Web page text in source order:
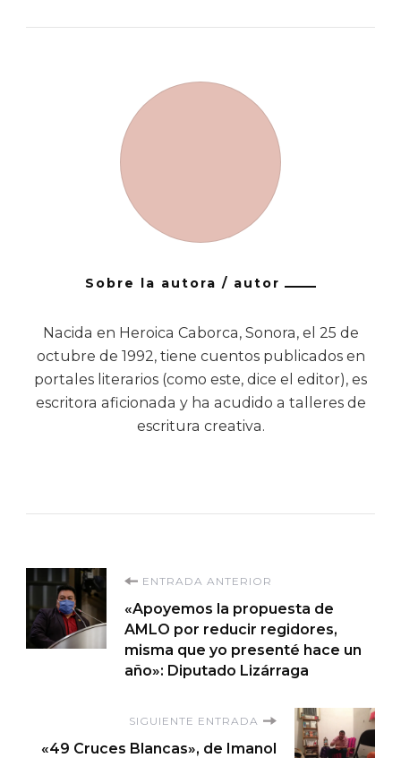
Sobre la autora / autor
Nacida en Heroica Caborca, Sonora, el 25 de
octubre de 1992, tiene cuentos publicados en
portales literarios (como este, dice el editor), es
escritora aficionada y ha acudido a talleres de
escritura creativa.
Navegación
de
entradas
ENTRADA ANTERIOR
«Apoyemos la propuesta de
AMLO por reducir regidores,
misma que yo presenté hace un
año»: Diputado Lizárraga
SIGUIENTE ENTRADA
«49 Cruces Blancas», de Imanol